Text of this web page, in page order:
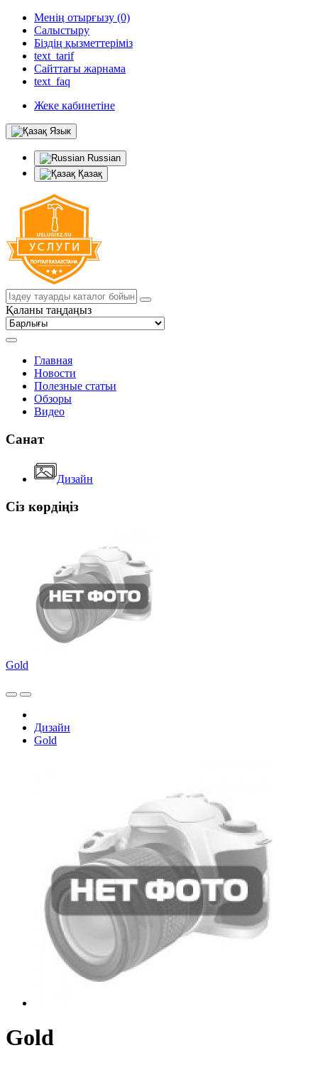
Менің отырғызу (0)
Салыстыру
Біздің қызметтеріміз
text_tarif
Сайттағы жарнама
text_faq
Жеке кабинетіне
Язык
Russian
Қазақ
Қаланы таңдаңыз
Главная
Новости
Полезные статьи
Обзоры
Видео
Санат
Дизайн
Сіз көрдіңіз
Gold
Дизайн
Gold
Gold